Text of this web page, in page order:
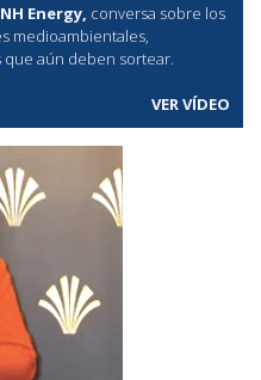
Energy, conversa sobre los
medioambientales,
que aún deben sortear.
VER VÍDEO